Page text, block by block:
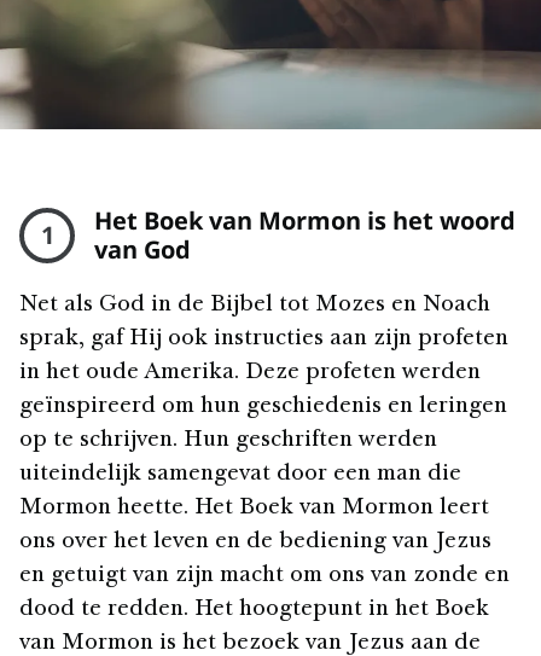
1
Het Boek van Mormon is het woord
van God
Net als God in de Bijbel tot Mozes en Noach
sprak, gaf Hij ook instructies aan zijn profeten
in het oude Amerika. Deze profeten werden
geïnspireerd om hun geschiedenis en leringen
op te schrijven. Hun geschriften werden
uiteindelijk samengevat door een man die
Mormon heette. Het Boek van Mormon leert
ons over het leven en de bediening van Jezus
en getuigt van zijn macht om ons van zonde en
dood te redden. Het hoogtepunt in het Boek
van Mormon is het bezoek van Jezus aan de